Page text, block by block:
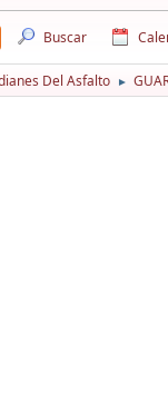
Buscar
Del Asfalto ►